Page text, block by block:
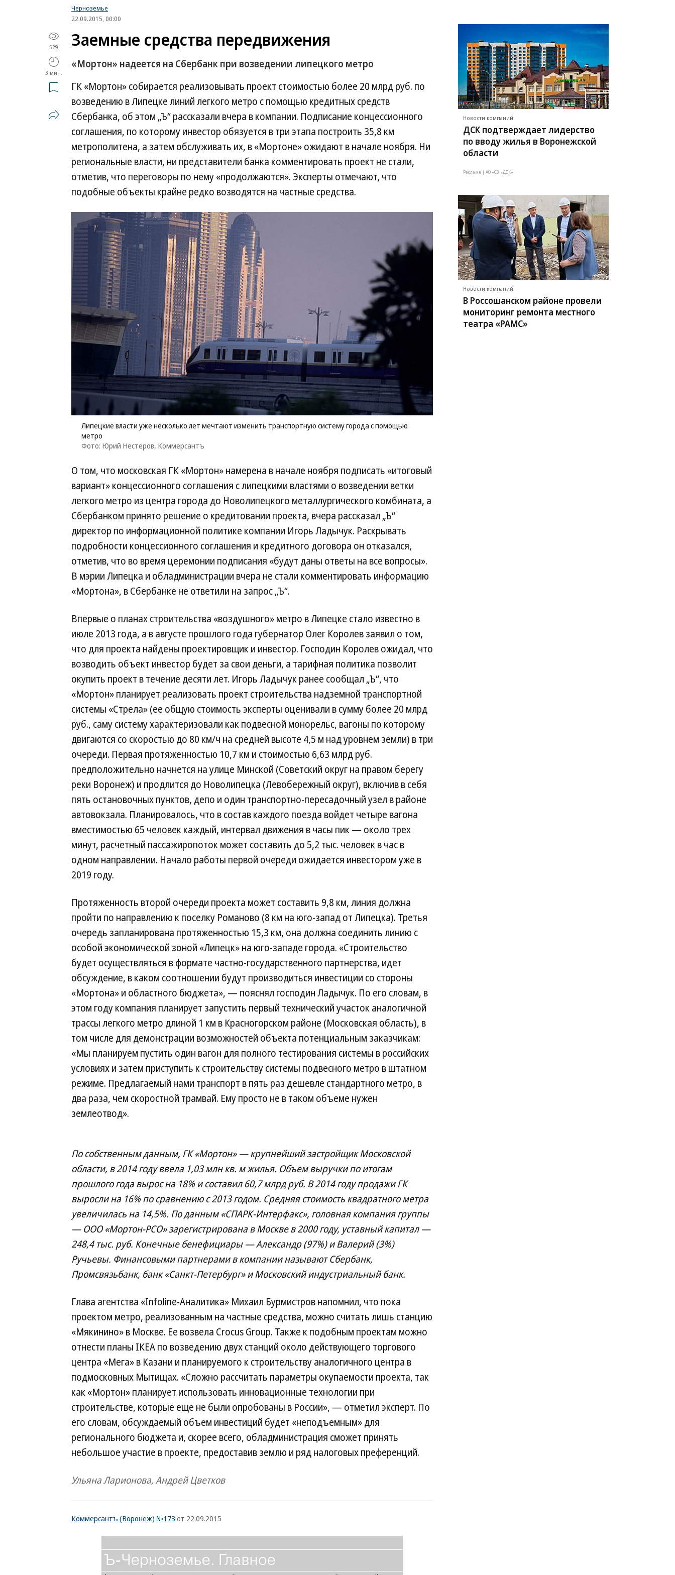
Черноземье
22.09.2015, 00:00
529
3 мин.
Заемные средства передвижения
«Мортон» надеется на Сбербанк при возведении липецкого метро
ГК «Мортон» собирается реализовывать проект стоимостью более 20 млрд руб. по
возведению в Липецке линий легкого метро с помощью кредитных средств
Сбербанка, об этом „Ъ“ рассказали вчера в компании. Подписание концессионного
соглашения, по которому инвестор обязуется в три этапа построить 35,8 км
метрополитена, а затем обслуживать их, в «Мортоне» ожидают в начале ноября. Ни
региональные власти, ни представители банка комментировать проект не стали,
отметив, что переговоры по нему «продолжаются». Эксперты отмечают, что
подобные объекты крайне редко возводятся на частные средства.
Липецкие власти уже несколько лет мечтают изменить транспортную систему города с помощью
метро
Фото: Юрий Нестеров, Коммерсантъ
О том, что московская ГК «Мортон» намерена в начале ноября подписать «итоговый
вариант» концессионного соглашения с липецкими властями о возведении ветки
легкого метро из центра города до Новолипецкого металлургического комбината, а
Сбербанком принято решение о кредитовании проекта, вчера рассказал „Ъ“
директор по информационной политике компании Игорь Ладычук. Раскрывать
подробности концессионного соглашения и кредитного договора он отказался,
отметив, что во время церемонии подписания «будут даны ответы на все вопросы».
В мэрии Липецка и обладминистрации вчера не стали комментировать информацию
«Мортона», в Сбербанке не ответили на запрос „Ъ“.
Впервые о планах строительства «воздушного» метро в Липецке стало известно в
июле 2013 года, а в августе прошлого года губернатор Олег Королев заявил о том,
что для проекта найдены проектировщик и инвестор. Господин Королев ожидал, что
возводить объект инвестор будет за свои деньги, а тарифная политика позволит
окупить проект в течение десяти лет. Игорь Ладычук ранее сообщал „Ъ“, что
«Мортон» планирует реализовать проект строительства надземной транспортной
системы «Стрела» (ее общую стоимость эксперты оценивали в сумму более 20 млрд
руб., саму систему характеризовали как подвесной монорельс, вагоны по которому
двигаются со скоростью до 80 км/ч на средней высоте 4,5 м над уровнем земли) в три
очереди. Первая протяженностью 10,7 км и стоимостью 6,63 млрд руб.
предположительно начнется на улице Минской (Советский округ на правом берегу
реки Воронеж) и продлится до Новолипецка (Левобережный округ), включив в себя
пять остановочных пунктов, депо и один транспортно-пересадочный узел в районе
автовокзала. Планировалось, что в состав каждого поезда войдет четыре вагона
вместимостью 65 человек каждый, интервал движения в часы пик — около трех
минут, расчетный пассажиропоток может составить до 5,2 тыс. человек в час в
одном направлении. Начало работы первой очереди ожидается инвестором уже в
2019 году.
Протяженность второй очереди проекта может составить 9,8 км, линия должна
пройти по направлению к поселку Романово (8 км на юго-запад от Липецка). Третья
очередь запланирована протяженностью 15,3 км, она должна соединить линию с
особой экономической зоной «Липецк» на юго-западе города. «Строительство
будет осуществляться в формате частно-государственного партнерства, идет
обсуждение, в каком соотношении будут производиться инвестиции со стороны
«Мортона» и областного бюджета», — пояснял господин Ладычук. По его словам, в
этом году компания планирует запустить первый технический участок аналогичной
трассы легкого метро длиной 1 км в Красногорском районе (Московская область), в
том числе для демонстрации возможностей объекта потенциальным заказчикам:
«Мы планируем пустить один вагон для полного тестирования системы в российских
условиях и затем приступить к строительству системы подвесного метро в штатном
режиме. Предлагаемый нами транспорт в пять раз дешевле стандартного метро, в
два раза, чем скоростной трамвай. Ему просто не в таком объеме нужен
землеотвод».
По собственным данным, ГК «Мортон» — крупнейший застройщик Московской
области, в 2014 году ввела 1,03 млн кв. м жилья. Объем выручки по итогам
прошлого года вырос на 18% и составил 60,7 млрд руб. В 2014 году продажи ГК
выросли на 16% по сравнению с 2013 годом. Средняя стоимость квадратного метра
увеличилась на 14,5%. По данным «СПАРК-Интерфакс», головная компания группы
— ООО «Мортон-РСО» зарегистрирована в Москве в 2000 году, уставный капитал —
248,4 тыс. руб. Конечные бенефициары — Александр (97%) и Валерий (3%)
Ручьевы. Финансовыми партнерами в компании называют Сбербанк,
Промсвязьбанк, банк «Санкт-Петербург» и Московский индустриальный банк.
Глава агентства «Infoline-Аналитика» Михаил Бурмистров напомнил, что пока
проектом метро, реализованным на частные средства, можно считать лишь станцию
«Мякинино» в Москве. Ее возвела Crocus Group. Также к подобным проектам можно
отнести планы IКЕА по возведению двух станций около действующего торгового
центра «Мега» в Казани и планируемого к строительству аналогичного центра в
подмосковных Мытищах. «Сложно рассчитать параметры окупаемости проекта, так
как «Мортон» планирует использовать инновационные технологии при
строительстве, которые еще не были опробованы в России», — отметил эксперт. По
его словам, обсуждаемый объем инвестиций будет «неподъемным» для
регионального бюджета и, скорее всего, обладминистрация сможет принять
небольшое участие в проекте, предоставив землю и ряд налоговых преференций.
Ульяна Ларионова, Андрей Цветков
Коммерсантъ (Воронеж) №173 от 22.09.2015
Новости компаний
ДСК подтверждает лидерство
по вводу жилья в Воронежской
области
Реклама | АО «СЗ «ДСК»
Новости компаний
В Россошанском районе провели
мониторинг ремонта местного
театра «РАМС»